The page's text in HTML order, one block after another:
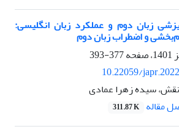
زبان دوم و عملکرد زبان انگلیسی:
و اضطراب زبان دوم
377-393
10.22059/
سیده زهرا عمادی
مقاله 311.87 K